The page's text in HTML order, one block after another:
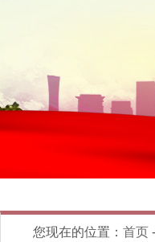
您现在的位置： 首页